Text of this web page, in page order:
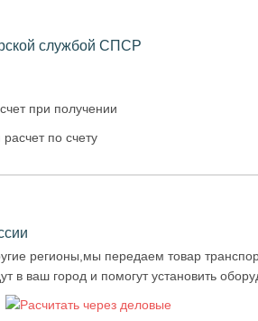
службой СПСР
при получении
по счету
регионы,мы передаем товар
в ваш город и помогут установить